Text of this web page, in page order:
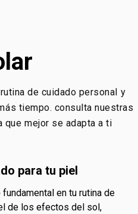
de cuidado personal y
tiempo. consulta nuestras
que mejor se adapta a ti
para tu piel
de los efectos del sol,